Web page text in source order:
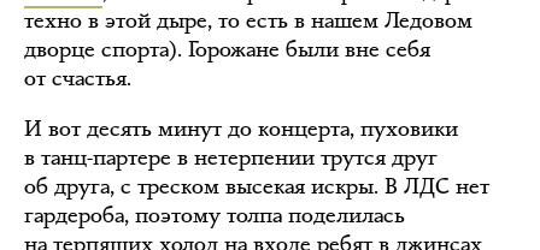
техно в этой дыре, то есть в нашем Ледовом
дворце спорта). Горожане были вне себя
от счастья.
И вот десять минут до концерта, пуховики
в танц-партере в нетерпении трутся друг
об друга, с треском высекая искры. В ЛДС нет
гардероба, поэтому толпа поделилась
на терпящих холод на входе ребят в джинсах